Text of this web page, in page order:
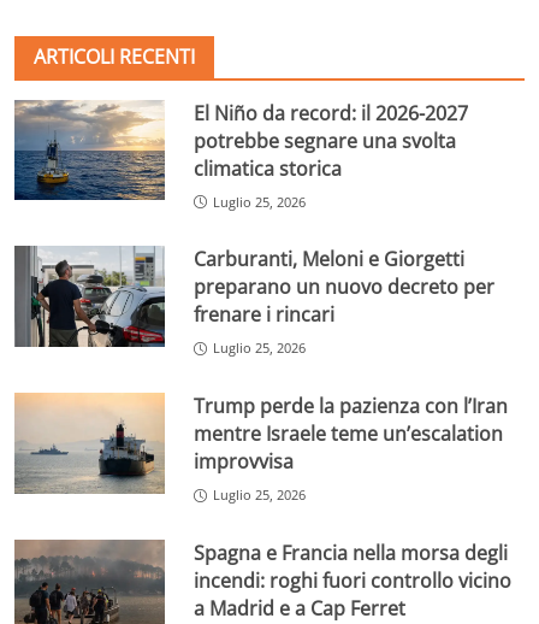
ARTICOLI RECENTI
El Niño da record: il 2026-2027
potrebbe segnare una svolta
climatica storica
Luglio 25, 2026
Carburanti, Meloni e Giorgetti
preparano un nuovo decreto per
frenare i rincari
Luglio 25, 2026
Trump perde la pazienza con l’Iran
mentre Israele teme un’escalation
improvvisa
Luglio 25, 2026
Spagna e Francia nella morsa degli
incendi: roghi fuori controllo vicino
a Madrid e a Cap Ferret